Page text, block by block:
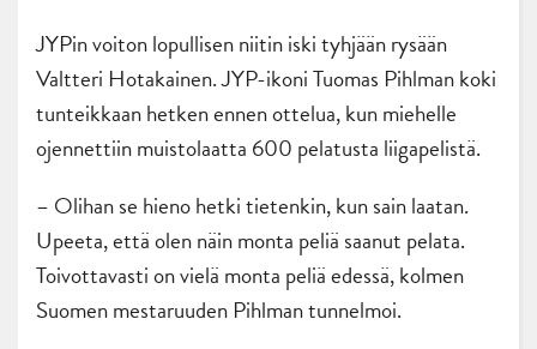
JYPin voiton lopullisen niitin iski tyhjään rysään
Valtteri Hotakainen. JYP-ikoni Tuomas Pihlman koki
tunteikkaan hetken ennen ottelua, kun miehelle
ojennettiin muistolaatta 600 pelatusta liigapelistä.
– Olihan se hieno hetki tietenkin, kun sain laatan.
Upeeta, että olen näin monta peliä saanut pelata.
Toivottavasti on vielä monta peliä edessä, kolmen
Suomen mestaruuden Pihlman tunnelmoi.